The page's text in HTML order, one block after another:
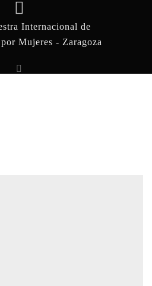
Internacional de
Mujeres - Zaragoza